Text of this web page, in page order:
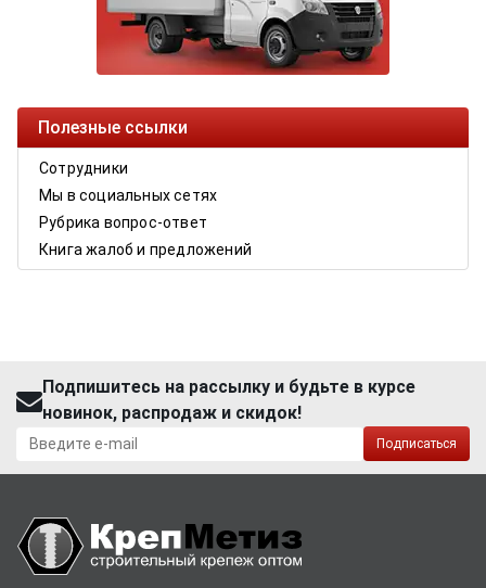
Полезные ссылки
Сотрудники
Мы в социальных сетях
Рубрика вопрос-ответ
Книга жалоб и предложений
Подпишитесь на рассылку и будьте в курсе
новинок, распродаж и скидок!
Подписаться